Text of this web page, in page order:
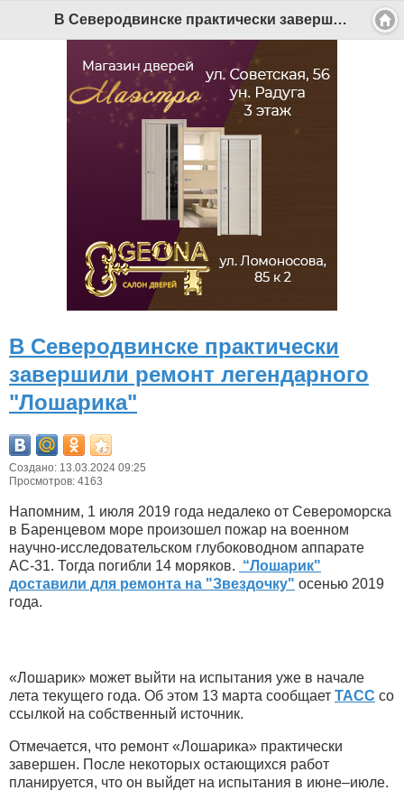
В Северодвинске практически завершили ремонт легендарного "Лошарика" - Беломорканал Северодвинск tv29.ru
В Северодвинске практически
завершили ремонт легендарного
"Лошарика"
Создано: 13.03.2024 09:25
Просмотров: 4163
Напомним, 1 июля 2019 года недалеко от Североморска
в Баренцевом море произошел пожар на военном
научно-исследовательском глубоководном аппарате
АС-31. Тогда погибли 14 моряков. “Лошарик"
доставили для ремонта на "Звездочку" осенью 2019
года.
«Лошарик» может выйти на испытания уже в начале
лета текущего года. Об этом 13 марта сообщает ТАСС со
ссылкой на собственный источник.
Отмечается, что ремонт «Лошарика» практически
завершен. После некоторых остающихся работ
планируется, что он выйдет на испытания в июне–июле.
© 2026 Беломорканал Северодвинск tv29.ru
is Free Software released under the GNU General Public
License.
Mobile version by
Mobile Joomla!
Desktop Version
СИ "Информационное агентство "Беломорканал" регистрационный номер ЭЛ № ФС77-77001 от 08.11.2019,
выдан Федеральной службой по надзору в сфере связи, информационных технологий и массовых
коммуникаций (Роскомнадзор). Учредитель: ООО "ТВ29". Главный редактор: Рудалев А.Г.
Беломорканал - новостной сайт Архангельской области: новости Северодвинска, новости поморья,
Все права на материалы, опубликованные на сайте, защищены в соответствии с российским и
международным законодательством об авторском праве и смежных правах.
При любом использовании текстовых, аудио-, фото- и видеоматериалов ссылка на www.tv29.ru обязательна.
При цитировании информации гиперссылка на www.tv29.ru обязательна. Использование материалов ИА
«Беломорканал» в коммерческих целях без письменного разрешения агентства не допускается. 18+